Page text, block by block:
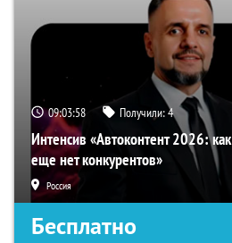
09:03:57 Получили:4
Интенсив «Автоконтент 2026:
еще нет конкурентов»
Россия
Бесплатно